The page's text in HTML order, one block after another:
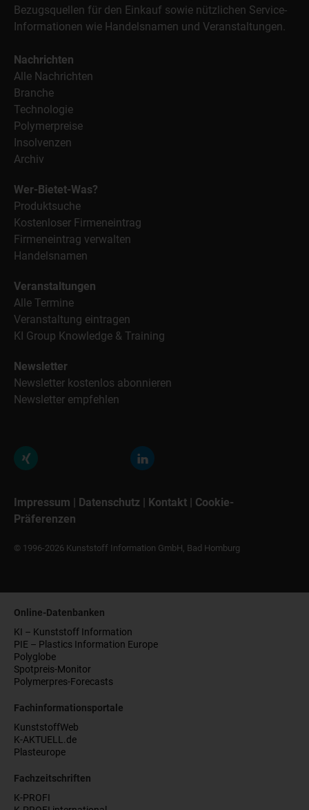
Bezugsquellen für den Einkauf sowie nützlichen Service-
Informationen wie Handelsnamen und Veranstaltungen.
Nachrichten
Alle Nachrichten
Branche
Technologie
Polymerpreise
Insolvenzen
Archiv
Wer-Bietet-Was?
Produktsuche
Kostenloser Firmeneintrag
Firmeneintrag verwalten
Handelsnamen
Veranstaltungen
Alle Termine
Veranstaltung eintragen
KI Group Knowledge & Training
Newsletter
Newsletter kostenlos abonnieren
Newsletter empfehlen
Impressum | Datenschutz | Kontakt | Cookie-
Präferenzen
© 1996-2026 Kunststoff Information GmbH, Bad Homburg
Online-Datenbanken
KI – Kunststoff Information
PIE – Plastics Information Europe
Polyglobe
Spotpreis-Monitor
Polymerpres-Forecasts
Fachinformationsportale
KunststoffWeb
K-AKTUELL.de
Plasteurope
Fachzeitschriften
K-PROFI